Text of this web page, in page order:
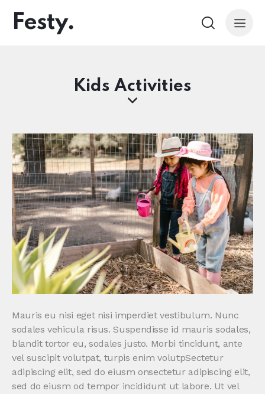
Kids Activities
Mauris eu nisi eget nisi imperdiet vestibulum. Nunc
sodales vehicula risus. Suspendisse id mauris sodales,
blandit tortor eu, sodales justo. Morbi tincidunt, ante
vel suscipit volutpat, turpis enim volutpSectetur
adipiscing elit, sed do eiusm onsectetur adipiscing elit,
sed do eiusm od tempor incididunt ut labore. Ut vel